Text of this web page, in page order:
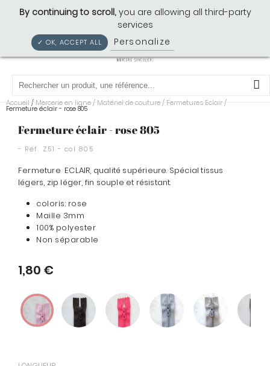
Cousette: Mercerie Singulière
Accueil /Mercerie en ligne/Matériel de couture/Fermetures Eclair/
Fermeture éclair - rose 805
Fermeture éclair - rose 805
- Réf. Z51 - col 805
Fermeture ECLAIR, qualité supérieure. Spécial tissus
légers, zip léger, fin souple et résistant.
coloris: rose
Maille 3mm
100% polyester
Non séparable
1,80 €
By continuing to scroll,you are allowing all third-party
services
✓ OK, ACCEPT ALL Personalize